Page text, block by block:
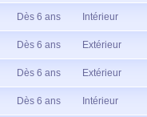
Dès 6 ans Intérieur
Dès 6 ans Extérieur
Dès 6 ans Extérieur
Dès 6 ans Intérieur